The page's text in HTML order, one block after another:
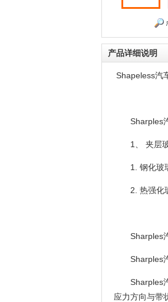
产品详细说明
Shapeless汽
Sharples
1、 夹层
1. 钢化玻
2. 热强化
Sharples
Sharples
Sharples
应力方向与带